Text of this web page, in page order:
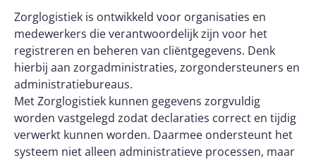
Zorglogistiek is ontwikkeld voor organisaties en
medewerkers die verantwoordelijk zijn voor het
registreren en beheren van cliëntgegevens. Denk
hierbij aan zorgadministraties, zorgondersteuners en
administratiebureaus.
Met Zorglogistiek kunnen gegevens zorgvuldig
worden vastgelegd zodat declaraties correct en tijdig
verwerkt kunnen worden. Daarmee ondersteunt het
systeem niet alleen administratieve processen, maar